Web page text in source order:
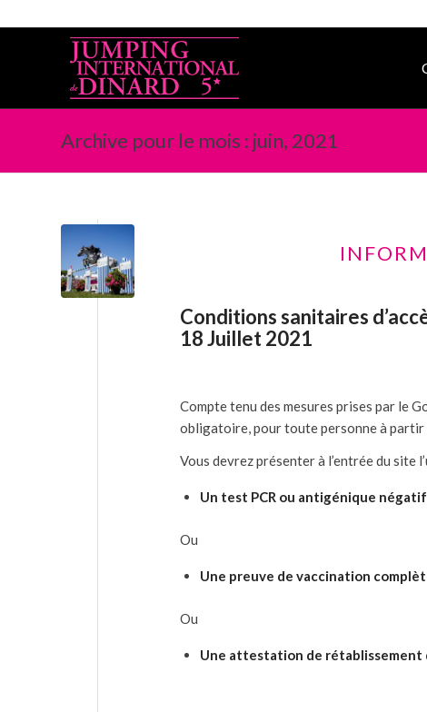
Archive pour le mois : juin, 2021
Conditions sanitaires
18 Juillet 2021
Compte tenu des mesures prises par le
obligatoire, pour toute personne à partir
Vous devrez présenter à l’entrée du site
Un test PCR ou antigénique
Ou
Une preuve de vaccination
Ou
Une attestation de rétablissement